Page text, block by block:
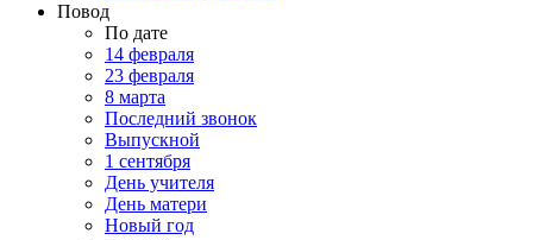
Повод
По дате
14 февраля
23 февраля
8 марта
Последний звонок
Выпускной
1 сентября
День учителя
День матери
Новый год